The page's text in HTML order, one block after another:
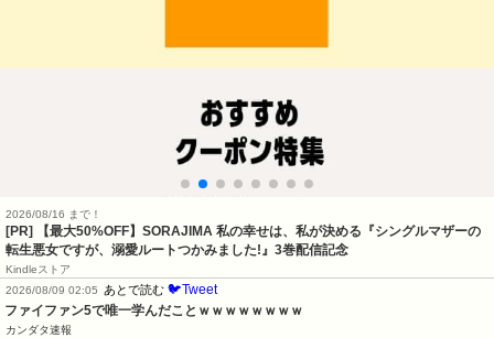
2026/08/16 まで！
[PR] 【最大50%OFF】SORAJIMA 私の幸せは、私が決める『シングルマザーの
転生悪女ですが、溺愛ルートつかみました!』3巻配信記念
Kindleストア
2026/08/09 02:05
あとで読む 🐦Tweet
ファイファン5で唯一学んだことｗｗｗｗｗｗｗｗ
カンダタ速報